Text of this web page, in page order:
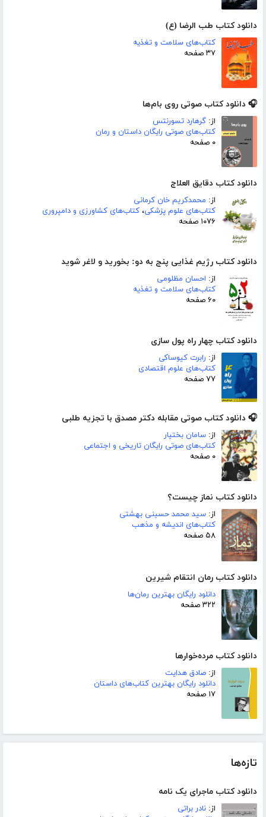
دانلود کتاب طب الرضا (ع)
کتاب‌های سلامت و تغذیه
۳۷ صفحه
🎧 دانلود کتاب صوتی روی بام‌ها
از: گرهارد تسورنتس
کتاب‌های صوتی رایگان داستان و رمان
۰ صفحه
دانلود کتاب دقایق العلاج
از: محمدکریم خان کرمانی
کتاب‌های علوم پزشکی، کتاب‌های کشاورزی و دامپروری
۱۰۷۶ صفحه
دانلود کتاب رژیم غذایی پنج به دو: بخورید و لاغر شوید
از: احسان مظلومی
کتاب‌های سلامت و تغذیه
۶۰ صفحه
دانلود کتاب چهار راه پول سازی
از: رابرت کیوساکی
کتاب‌های علوم اقتصادی
۷۷ صفحه
🎧 دانلود کتاب صوتی مقابله دکتر مصدق با تجزیه طلبی
از: سامان بختیار
کتاب‌های صوتی رایگان تاریخی و اجتماعی
۰ صفحه
دانلود کتاب نماز چیست؟
از: سید محمد حسینی بهشتی
کتاب‌های اندیشه و مذهب
۵۸ صفحه
دانلود کتاب رمان انتقام شیرین
دانلود رایگان بهترین رمان‌ها
۳۲۲ صفحه
دانلود کتاب مرده‌خوارها
از: صادق هدایت
دانلود رایگان بهترین کتاب‌های داستان
۱۷ صفحه
تازه‌ها
دانلود کتاب ماجرای یک نامه
از: نادر براتی